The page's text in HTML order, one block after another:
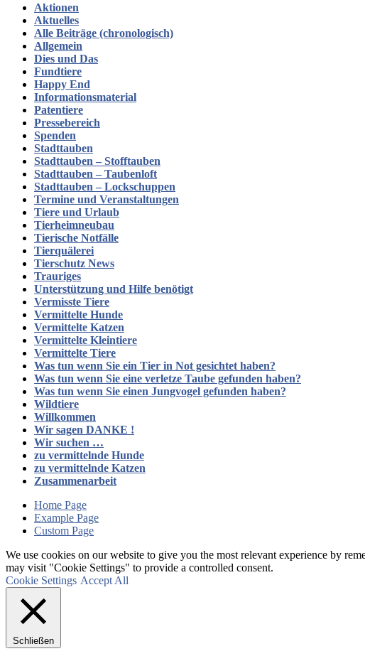
Aktionen
Aktuelles
Alle Beiträge (chronologisch)
Allgemein
Dies und Das
Fundtiere
Happy End
Informationsmaterial
Patentiere
Pressebereich
Spenden
Stadttauben
Stadttauben – Stofftauben
Stadttauben – Taubenloft
Stadttauben – Lockschuppen
Termine und Veranstaltungen
Tiere und Urlaub
Tierheimneubau
Tierische Notfälle
Tierquälerei
Tierschutz News
Trauriges
Unterstützung und Hilfe benötigt
Vermisste Tiere
Vermittelte Hunde
Vermittelte Katzen
Vermittelte Kleintiere
Vermittelte Tiere
Was tun wenn Sie ein Tier in Not gesichtet haben?
Was tun wenn Sie eine verletze Taube gefunden haben?
Was tun wenn Sie einen Jungvogel gefunden haben?
Wildtiere
Willkommen
Wir sagen DANKE !
Wir suchen …
zu vermittelnde Hunde
zu vermittelnde Katzen
Zusammenarbeit
Home Page
Example Page
Custom Page
We use cookies on our website to give you the most relevant experience by
may visit "Cookie Settings" to provide a controlled consent.
Cookie Settings Accept All
Schließen